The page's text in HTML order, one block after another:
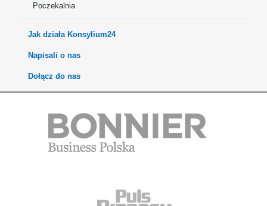
Poczekalnia
Jak działa Konsylium24
Napisali o nas
Dołącz do nas